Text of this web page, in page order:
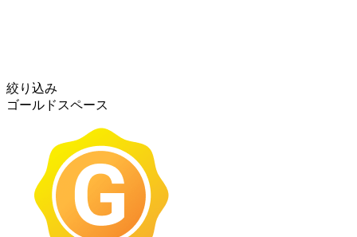
絞り込み
ゴールドスペース